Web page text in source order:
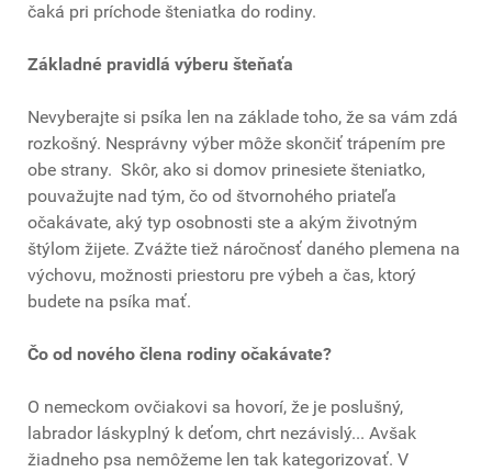
čaká pri príchode šteniatka do rodiny.
Základné pravidlá výberu šteňaťa
Nevyberajte si psíka len na základe toho, že sa vám zdá
rozkošný. Nesprávny výber môže skončiť trápením pre
obe strany. Skôr, ako si domov prinesiete šteniatko,
pouvažujte nad tým, čo od štvornohého priateľa
očakávate, aký typ osobnosti ste a akým životným
štýlom žijete. Zvážte tiež náročnosť daného plemena na
výchovu, možnosti priestoru pre výbeh a čas, ktorý
budete na psíka mať.
Čo od nového člena rodiny očakávate?
O nemeckom ovčiakovi sa hovorí, že je poslušný,
labrador láskyplný k deťom, chrt nezávislý... Avšak
žiadneho psa nemôžeme len tak kategorizovať. V